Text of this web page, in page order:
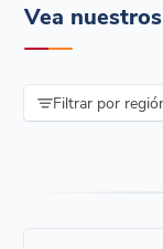
Vea
Filtrar por